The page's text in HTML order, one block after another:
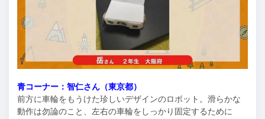
青コーナー：智仁さん（東京都）
前方に車輪をもうけた珍しいデザインのロボット。滑らかな
動作は勿論のこと、左右の車輪をしっかり固定するために